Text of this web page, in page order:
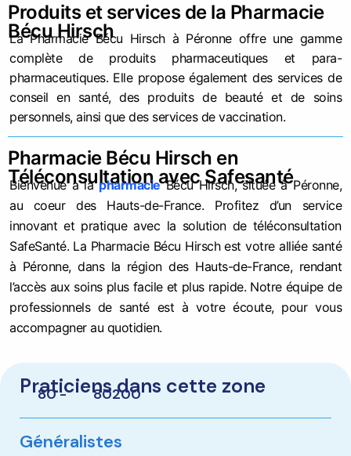
Produits et services de la Pharmacie
Bécu Hirsch
La Pharmacie Bécu Hirsch à Péronne offre une gamme
complète de produits pharmaceutiques et para-
pharmaceutiques. Elle propose également des services de
conseil en santé, des produits de beauté et de soins
personnels, ainsi que des services de vaccination.
Pharmacie Bécu Hirsch en
Téléconsultation avec Safesanté
Bienvenue à lapharmacieBécu Hirsch, située à Péronne,
au coeur des Hauts-de-France. Profitez d’un service
innovant et pratique avec la solution de téléconsultation
SafeSanté. La Pharmacie Bécu Hirsch est votre alliée santé
à Péronne, dans la région des Hauts-de-France, rendant
l’accès aux soins plus facile et plus rapide. Notre équipe de
professionnels de santé est à votre écoute, pour vous
accompagner au quotidien.
Praticiens dans cette zone
80 - 80200
Généralistes